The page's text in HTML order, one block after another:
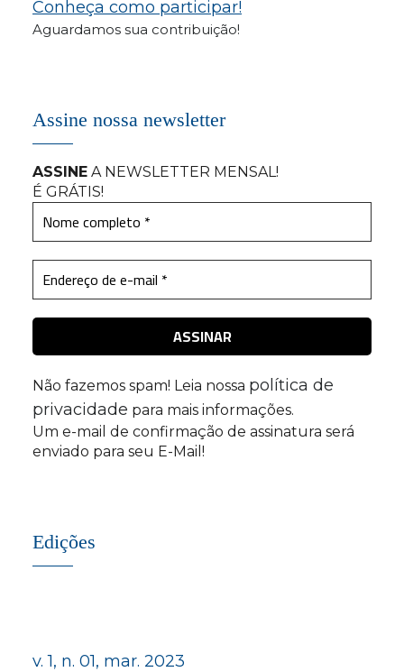
Conheça como participar!
Aguardamos sua contribuição!
Assine nossa newsletter
ASSINE A NEWSLETTER MENSAL!
É GRÁTIS!
Não fazemos spam! Leia nossa política de
privacidade para mais informações.
Um e-mail de confirmação de assinatura será
enviado para seu E-Mail!
Edições
v. 1, n. 01, mar. 2023